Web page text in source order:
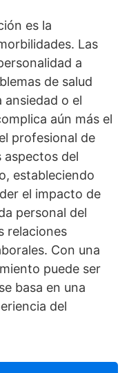
es la
Las
a
de salud
ansiedad o el
aún más el
profesional de
aspectos del
estableciendo
el impacto de
personal del
relaciones
Con una
puede ser
basa en una
del